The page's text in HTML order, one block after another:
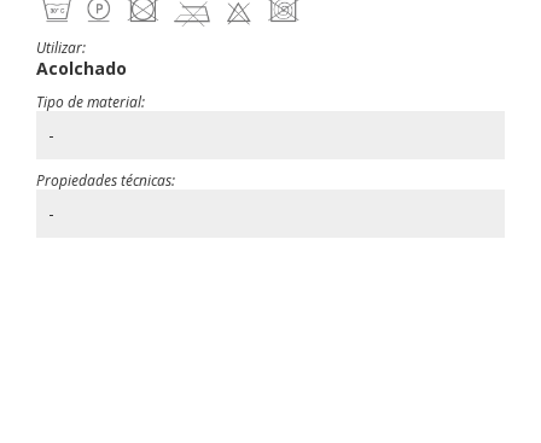
Utilizar:
Acolchado
Tipo de material:
-
Propiedades técnicas:
-